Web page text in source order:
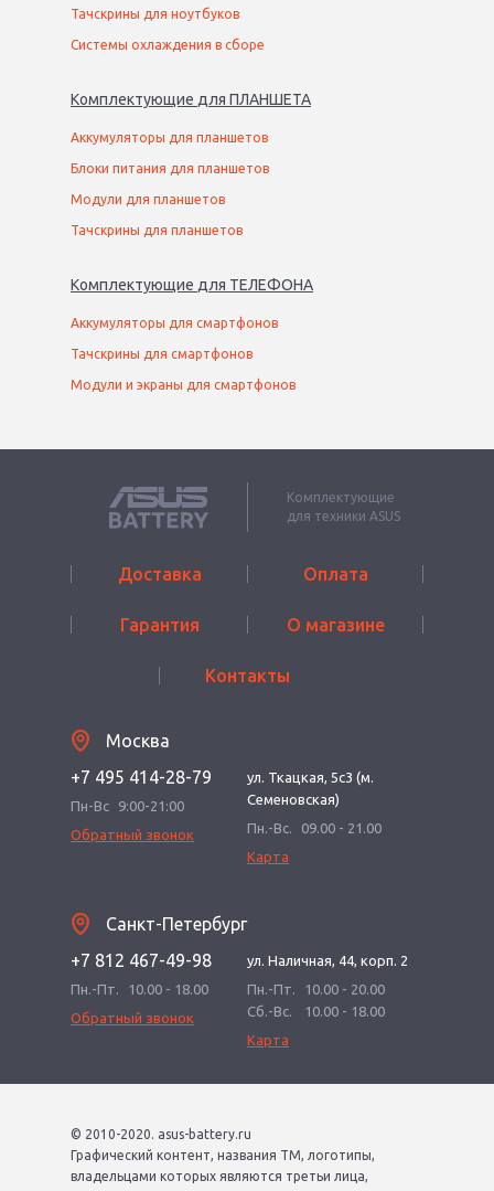
Тачскрины для ноутбуков
Системы охлаждения в сборе
Комплектующие для ПЛАНШЕТА
Аккумуляторы для планшетов
Блоки питания для планшетов
Модули для планшетов
Тачскрины для планшетов
Комплектующие для ТЕЛЕФОНА
Аккумуляторы для смартфонов
Тачскрины для смартфонов
Модули и экраны для смартфонов
Комплектующие
для техники ASUS
Доставка Оплата
Гарантия О магазине
Контакты
Москва
+7 495 414-28-79
Пн-Вс
9:00-21:00
Обратный звонок
ул. Ткацкая, 5с3 (м.
Семеновская)
Пн.-Вс.
09.00 - 21.00
Карта
Санкт-Петербург
+7 812 467-49-98
Пн.-Пт.
10.00 - 18.00
Обратный звонок
ул. Наличная, 44, корп. 2
Пн.-Пт.
10.00 - 20.00
Сб.-Вс.
10.00 - 18.00
Карта
© 2010-2020. asus-battery.ru
Графический контент, названия ТМ, логотипы,
владельцами которых являются третьи лица,